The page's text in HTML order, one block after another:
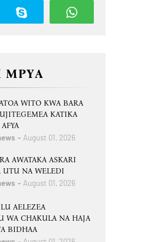
MPYA
WITO KWA BARA
KATIKA
August 01, 2026
AWATAKA ASKARI
UTU NA WELEDI
August 01, 2026
AELEZEA
WA CHAKULA NA HAJA
BIDHAA